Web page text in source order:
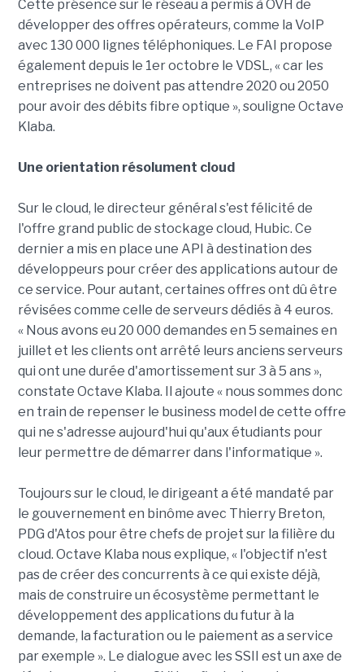
Cette présence sur le réseau a permis à OVH de
développer des offres opérateurs, comme la VoIP
avec 130 000 lignes téléphoniques. Le FAI propose
également depuis le 1er octobre le VDSL, « car les
entreprises ne doivent pas attendre 2020 ou 2050
pour avoir des débits fibre optique », souligne Octave
Klaba.
Une orientation résolument cloud
Sur le cloud, le directeur général s'est félicité de
l'offre grand public de stockage cloud, Hubic. Ce
dernier a mis en place une API à destination des
développeurs pour créer des applications autour de
ce service. Pour autant, certaines offres ont dû être
révisées comme celle de serveurs dédiés à 4 euros.
« Nous avons eu 20 000 demandes en 5 semaines en
juillet et les clients ont arrêté leurs anciens serveurs
qui ont une durée d'amortissement sur 3 à 5 ans »,
constate Octave Klaba. Il ajoute « nous sommes donc
en train de repenser le business model de cette offre
qui ne s'adresse aujourd'hui qu'aux étudiants pour
leur permettre de démarrer dans l'informatique ».
Toujours sur le cloud, le dirigeant a été mandaté par
le gouvernement en binôme avec Thierry Breton,
PDG d'Atos pour être chefs de projet sur la filière du
cloud. Octave Klaba nous explique, « l'objectif n'est
pas de créer des concurrents à ce qui existe déjà,
mais de construire un écosystème permettant le
développement des applications du futur à la
demande, la facturation ou le paiement as a service
par exemple ». Le dialogue avec les SSII est un axe de